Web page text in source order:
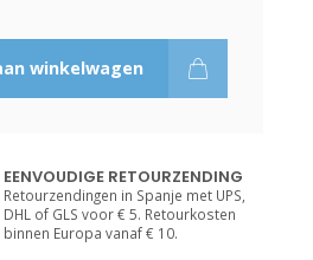
winkelwagen
EENVOUDIGE RETOURZENDING
Retourzendingen in Spanje met UPS,
DHL of GLS voor € 5. Retourkosten
binnen Europa vanaf € 10.